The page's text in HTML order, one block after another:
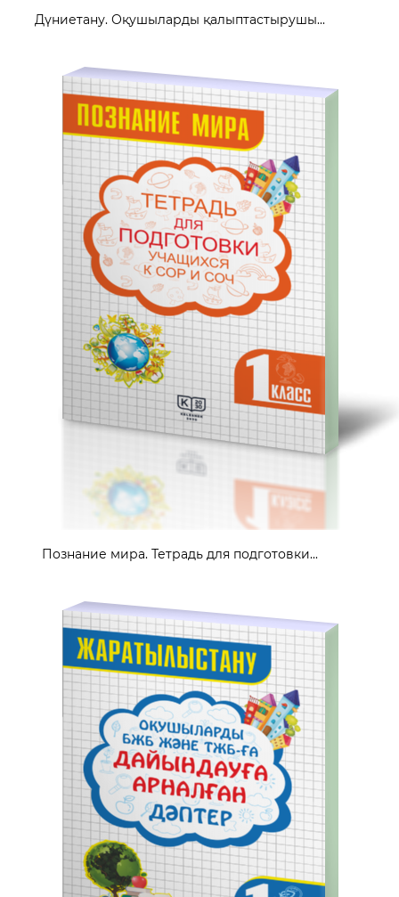
Дүниетану. Оқушыларды қалыптастырушы...
Познание мира. Тетрадь для подготовки...